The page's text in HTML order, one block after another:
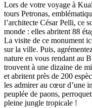
Lors de votre voyage à
tours Petronas,
l’architecte César Pelli, ce
monde : elles abritent 88
La visite de ce monument
sur la ville. Puis,
nature en vous rendant au
trouvent à une dizaine de
et abritent près de 200
les admirer au cœur d’une
peuplée de paons,
pleine jungle tropicale !